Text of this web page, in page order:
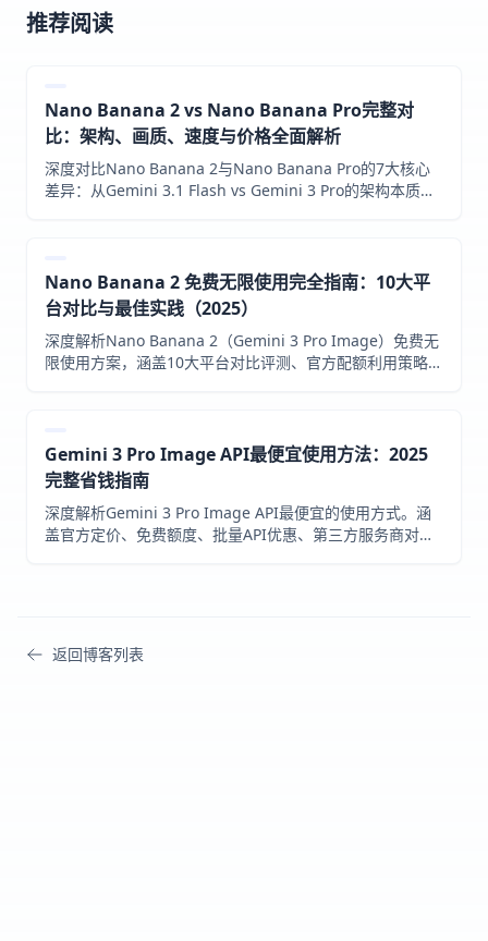
推荐阅读
Nano Banana 2 vs Nano Banana Pro完整对
比：架构、画质、速度与价格全面解析
深度对比Nano Banana 2与Nano Banana Pro的7大核心
差异：从Gemini 3.1 Flash vs Gemini 3 Pro的架构本质，
Nano Banana 2 免费无限使用完全指南：10大平
台对比与最佳实践（2025）
深度解析Nano Banana 2（Gemini 3 Pro Image）免费无
限使用方案，涵盖10大平台对比评测、官方配额利用策略、
Gemini 3 Pro Image API最便宜使用方法：2025
完整省钱指南
深度解析Gemini 3 Pro Image API最便宜的使用方式。涵
盖官方定价、免费额度、批量API优惠、第三方服务商对
返回博客列表